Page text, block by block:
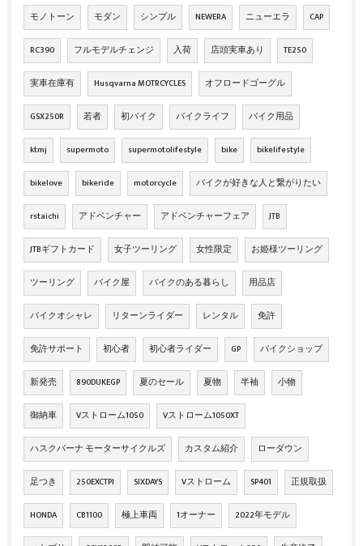
モノトーン モダン シンプル NEWERA ニューエラ CAP
RC390 フルモデルチェンジ 入荷 店頭実車あり TE250
実車在庫有 Husqvarna MOTRCYCLES オフロードゴーグル
GSX250R 若者 初バイク バイクライフ バイク用品
ktmj supermoto supermotolifestyle bike bikelifestyle
bikelove bikeride motorcycle バイクが好きな人と繋がりたい
rstaichi アドベンチャー アドベンチャーフェア JTB
JTBギフトカード 女子ツーリング 女性限定 お姫様ツーリング
ツーリング バイク屋 バイクのある暮らし 用品店
バイクオシャレ リターンライダー レンタル 免許
免許サポート 初心者 初心者ライダー GP バイクショップ
新発売 890DUKEGP 夏のセール 夏物 半袖 小物
御納車 Vストローム1050 Vストローム1050XT
ハスクバーナ モーターサイクルズ カスタム紹介 ローダウン
足つき 250EXCTPI SIXDAYS Vストローム SP401 正規取扱
HONDA CB1100 極上車両 1オーナー 2022年モデル